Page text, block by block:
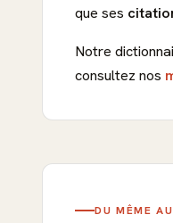
que ses
Notre
consultez nos
DU MÊME